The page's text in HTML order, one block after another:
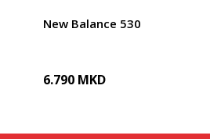
New Balance 530
6.790 MKD